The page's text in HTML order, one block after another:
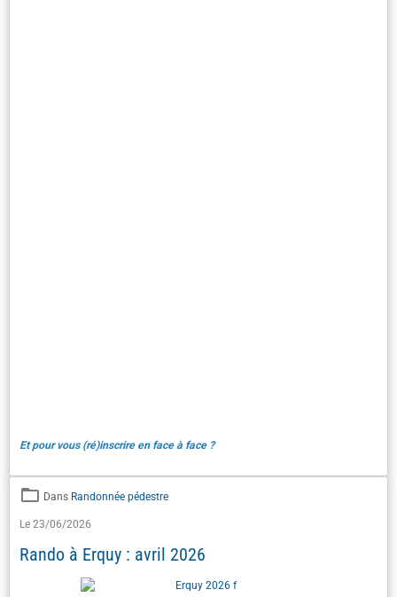
Et pour vous (ré)inscrire en face à face ?
Dans Randonnée pédestre
Le 23/06/2026
Rando à Erquy : avril 2026